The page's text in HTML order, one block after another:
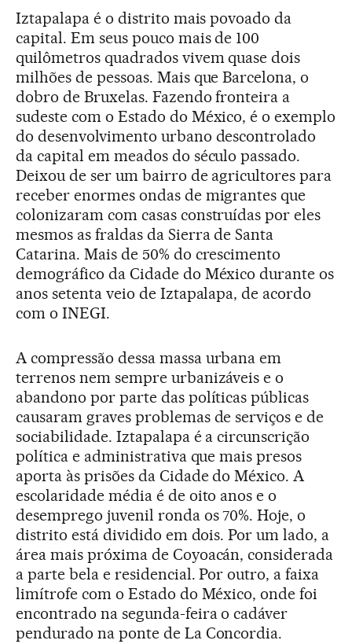
Iztapalapa é o distrito mais povoado da
capital. Em seus pouco mais de 100
quilômetros quadrados vivem quase dois
milhões de pessoas. Mais que Barcelona, o
dobro de Bruxelas. Fazendo fronteira a
sudeste com o Estado do México, é o exemplo
do desenvolvimento urbano descontrolado
da capital em meados do século passado.
Deixou de ser um bairro de agricultores para
receber enormes ondas de migrantes que
colonizaram com casas construídas por eles
mesmos as fraldas da Sierra de Santa
Catarina. Mais de 50% do crescimento
demográfico da Cidade do México durante os
anos setenta veio de Iztapalapa, de acordo
com o INEGI.
A compressão dessa massa urbana em
terrenos nem sempre urbanizáveis e o
abandono por parte das políticas públicas
causaram graves problemas de serviços e de
sociabilidade. Iztapalapa é a circunscrição
política e administrativa que mais presos
aporta às prisões da Cidade do México. A
escolaridade média é de oito anos e o
desemprego juvenil ronda os 70%. Hoje, o
distrito está dividido em dois. Por um lado, a
área mais próxima de Coyoacán, considerada
a parte bela e residencial. Por outro, a faixa
limítrofe com o Estado do México, onde foi
encontrado na segunda-feira o cadáver
pendurado na ponte de La Concordia.